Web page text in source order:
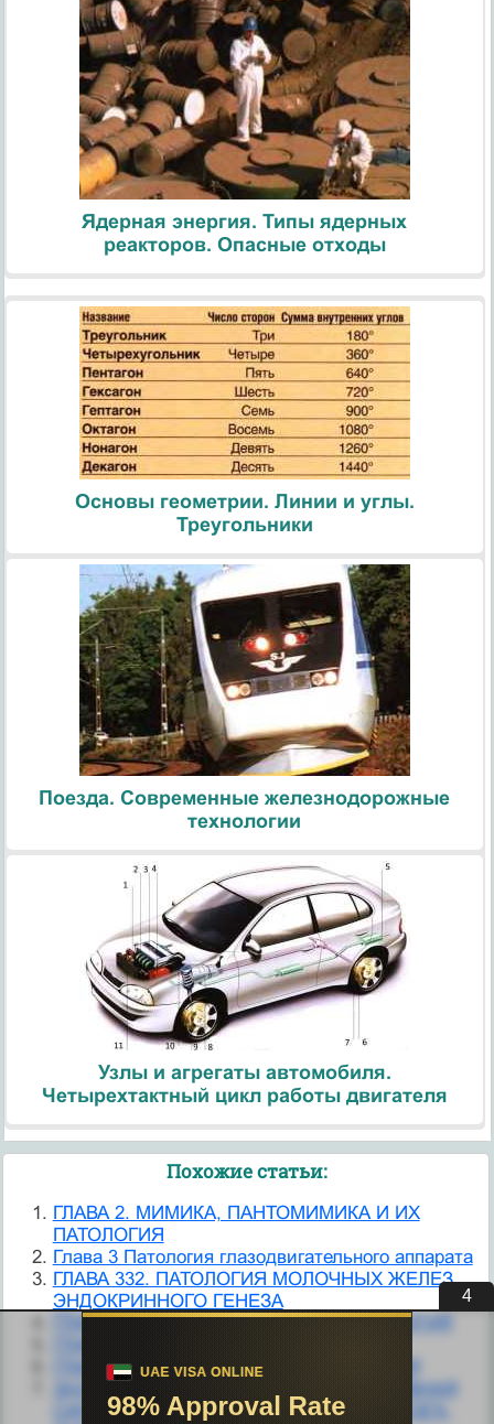
Ядерная энергия. Типы ядерных
реакторов. Опасные отходы
Основы геометрии. Линии и углы.
Треугольники
Поезда. Современные железнодорожные
технологии
Узлы и агрегаты автомобиля.
Четырехтактный цикл работы двигателя
Похожие статьи:
ГЛАВА 2. МИМИКА, ПАНТОМИМИКА И ИХ
ПАТОЛОГИЯ
Глава 3 Патология глазодвигательного аппарата
ГЛАВА 332. ПАТОЛОГИЯ МОЛОЧНЫХ ЖЕЛЕЗ
ЭНДОКРИННОГО ГЕНЕЗА
ГЛАВА 4. ОРИЕНТИРОВКА И ЕЕ ПАТОЛОГИЯ
ГЛАВА 9. ИНТЕЛЛЕКТ И ЕГО ПАТОЛОГИЯ
ЗАДАЧИ ПО ТЕМЕ ВЕГЕТАТИВНАЯ НЕРВНАЯ
СИСТЕМА, ПАТОЛОГИЯ. ОБОЛОЧКИ МОЗГА,
3